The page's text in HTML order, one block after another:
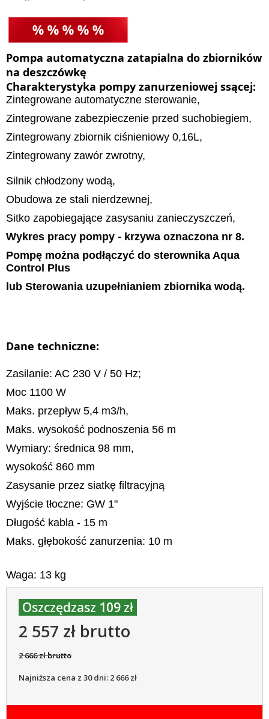
Pompa automatyczna zatapialna do zbiorników
na deszczówkę
Charakterystyka pompy zanurzeniowej ssącej:
Zintegrowane automatyczne sterowanie,
Zintegrowane zabezpieczenie przed suchobiegiem,
Zintegrowany zbiornik ciśnieniowy 0,16L,
Zintegrowany zawór zwrotny,
Silnik chłodzony wodą,
Obudowa ze stali nierdzewnej,
Sitko zapobiegające zasysaniu zanieczyszczeń,
Wykres pracy pompy - krzywa oznaczona nr 8.
Pompę można podłączyć do sterownika Aqua
Control Plus
lub Sterowania uzupełnianiem zbiornika wodą.
Dane techniczne:
Zasilanie: AC 230 V / 50 Hz;
Moc 1100 W
Maks. przepływ 5,4 m3/h,
Maks. wysokość podnoszenia 56 m
Wymiary: średnica 98 mm,
wysokość 860 mm
Zasysanie przez siatkę filtracyjną
Wyjście tłoczne: GW 1"
Długość kabla - 15 m
Maks. głębokość zanurzenia: 10 m
Waga: 13 kg
Oszczędzasz 109 zł
2 557 zł brutto
2 666 zł brutto
Najniższa cena z 30 dni: 2 666 zł